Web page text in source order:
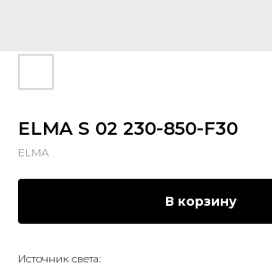
ELMA S 02 230-850-F30
ELMA
В корзину
Источник света: